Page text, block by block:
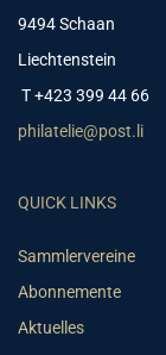
9494 Schaan
Liechtenstein
T +423 399 44 66
philatelie@post.li
QUICK LINKS
Sammlervereine
Abonnemente
Aktuelles